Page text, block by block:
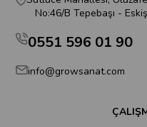
No:46/B Tepebaşı -
0551 596 01 90
info@growsanat.com